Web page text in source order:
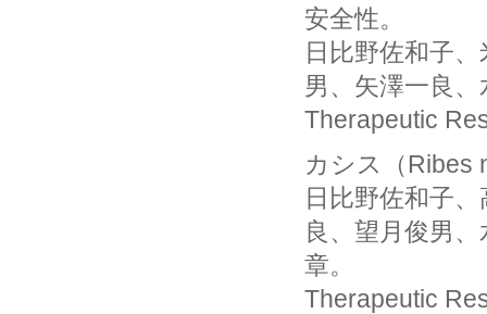
安全性。
日比野佐和子
男、矢澤一良
Therapeutic
カシス（Ribes
日比野佐和子
良、望月俊男
章。
Therapeutic